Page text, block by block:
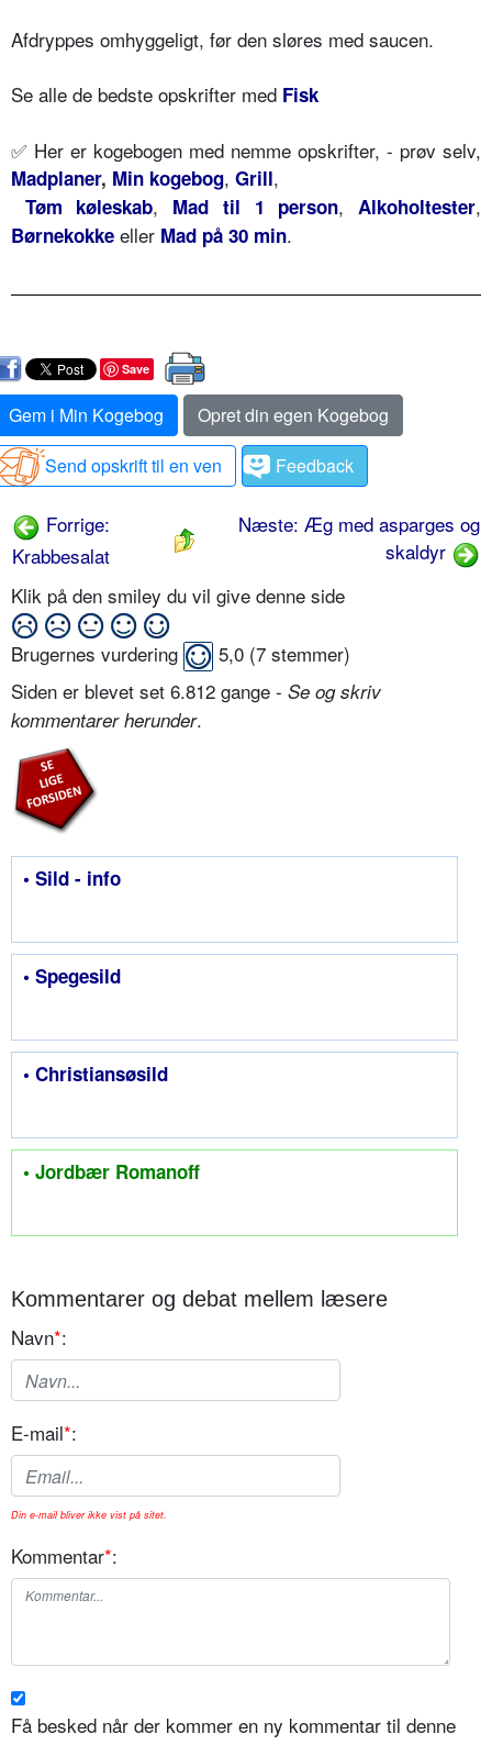
Afdryppes omhyggeligt, før den sløres med saucen.
Se alle de bedste opskrifter med Fisk
✅ Her er kogebogen med nemme opskrifter, - prøv selv,
Madplaner, Min kogebog, Grill,
Tøm køleskab, Mad til 1 person,Alkoholtester,
Børnekokke eller Mad på 30 min.
Save
Gem i Min Kogebog
Opret din egen Kogebog
Send opskrift til en ven
Feedback
Forrige:
Krabbesalat
Næste: Æg med asparges og
skaldyr
Klik på den smiley du vil give denne side
Brugernes vurdering 5,0 (7 stemmer)
Siden er blevet set 6.812 gange - Se og skriv
kommentarer herunder.
• Sild - info
• Spegesild
• Christiansøsild
• Jordbær Romanoff
Kommentarer og debat mellem læsere
Navn*:
E-mail*:
Din e-mail bliver ikke vist på sitet.
Kommentar*:
Få besked når der kommer en ny kommentar til denne